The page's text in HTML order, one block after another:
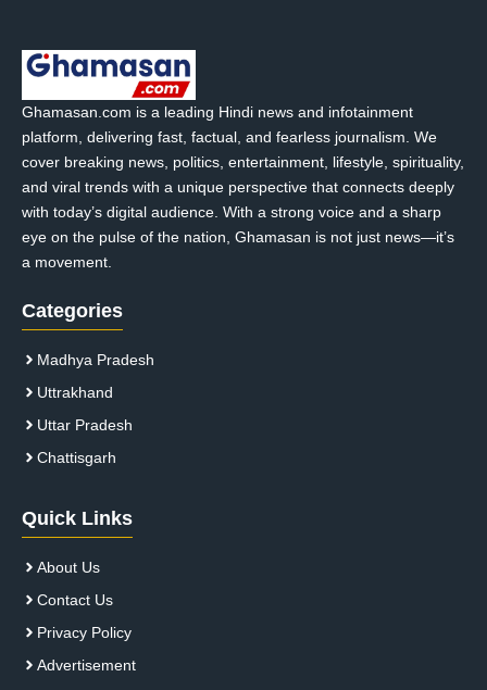
Ghamasan.com is a leading Hindi news and infotainment
platform, delivering fast, factual, and fearless journalism. We
cover breaking news, politics, entertainment, lifestyle, spirituality,
and viral trends with a unique perspective that connects deeply
with today’s digital audience. With a strong voice and a sharp
eye on the pulse of the nation, Ghamasan is not just news—it’s
a movement.
Categories
Madhya Pradesh
Uttrakhand
Uttar Pradesh
Chattisgarh
Quick Links
About Us
Contact Us
Privacy Policy
Advertisement